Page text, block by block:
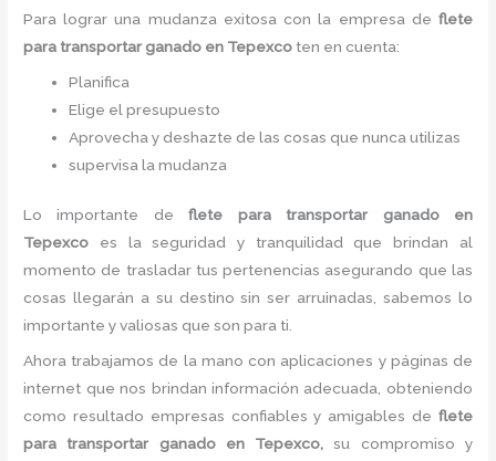
Para lograr una mudanza exitosa con la empresa de flete
para transportar ganado en Tepexco ten en cuenta:
Planifica
Elige el presupuesto
Aprovecha y deshazte de las cosas que nunca utilizas
supervisa la mudanza
Lo importante deflete para transportar ganadoen
Tepexco es la seguridad y tranquilidad que brindan al
momento de trasladar tus pertenencias asegurando que las
cosas llegarán a su destino sin ser arruinadas, sabemos lo
importante y valiosas que son para ti.
Ahora trabajamos de la mano con aplicaciones y páginas de
internet que nos brindan información adecuada, obteniendo
como resultado empresas confiables y amigables de flete
para
transportar ganadoen Tepexco,su compromiso y